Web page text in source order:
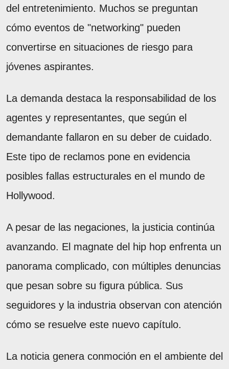
del entretenimiento. Muchos se preguntan
cómo eventos de "networking" pueden
convertirse en situaciones de riesgo para
jóvenes aspirantes.
La demanda destaca la responsabilidad de los
agentes y representantes, que según el
demandante fallaron en su deber de cuidado.
Este tipo de reclamos pone en evidencia
posibles fallas estructurales en el mundo de
Hollywood.
A pesar de las negaciones, la justicia continúa
avanzando. El magnate del hip hop enfrenta un
panorama complicado, con múltiples denuncias
que pesan sobre su figura pública. Sus
seguidores y la industria observan con atención
cómo se resuelve este nuevo capítulo.
La noticia genera conmoción en el ambiente del